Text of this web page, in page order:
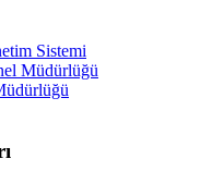
Sistemi
Müdürlüğü